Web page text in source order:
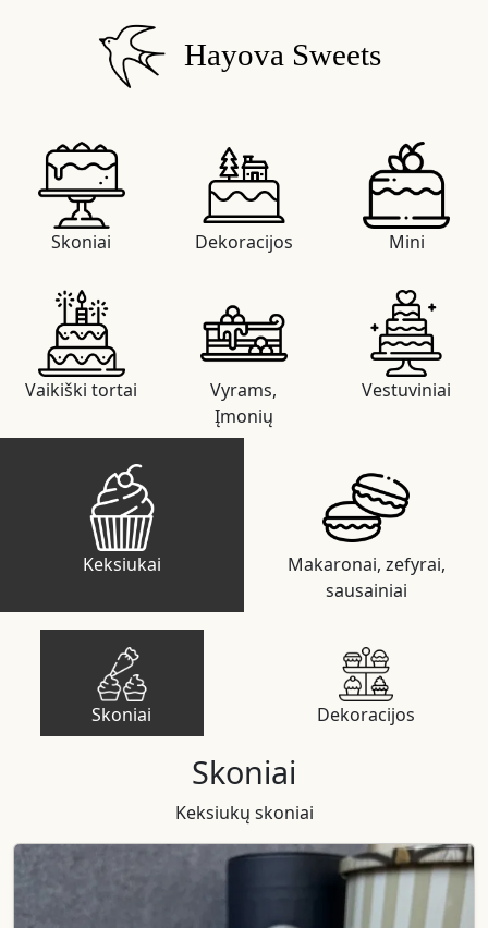
Hayova Sweets
Skoniai Dekoracijos Mini
Vaikiški tortai
Vyrams,
Įmonių
Vestuviniai
Keksiukai
Makaronai, zefyrai,
sausainiai
Skoniai Dekoracijos
Skoniai
Keksiukų skoniai